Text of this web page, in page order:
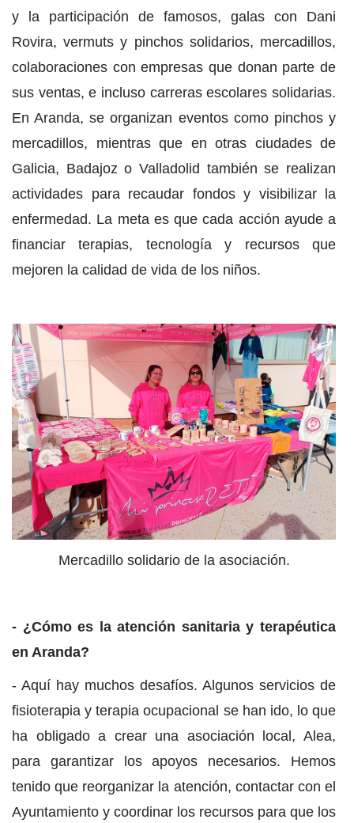
y la participación de famosos, galas con Dani
Rovira, vermuts y pinchos solidarios, mercadillos,
colaboraciones con empresas que donan parte de
sus ventas, e incluso carreras escolares solidarias.
En Aranda, se organizan eventos como pinchos y
mercadillos, mientras que en otras ciudades de
Galicia, Badajoz o Valladolid también se realizan
actividades para recaudar fondos y visibilizar la
enfermedad. La meta es que cada acción ayude a
financiar terapias, tecnología y recursos que
mejoren la calidad de vida de los niños.
Mercadillo solidario de la asociación.
- ¿Cómo es la atención sanitaria y terapéutica
en Aranda?
- Aquí hay muchos desafíos. Algunos servicios de
fisioterapia y terapia ocupacional se han ido, lo que
ha obligado a crear una asociación local, Alea,
para garantizar los apoyos necesarios. Hemos
tenido que reorganizar la atención, contactar con el
Ayuntamiento y coordinar los recursos para que los